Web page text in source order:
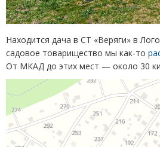
Находится дача в СТ «Веряги» в
садовое товарищество мы как-то
От МКАД до этих мест — около 30